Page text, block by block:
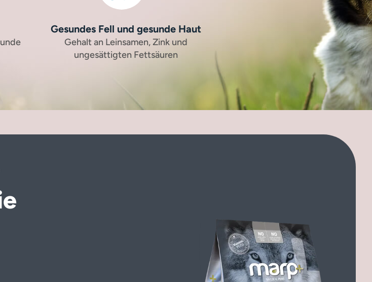
Gesundes Fell und gesunde Haut
Gehalt an Leinsamen, Zink und
ungesättigten Fettsäuren